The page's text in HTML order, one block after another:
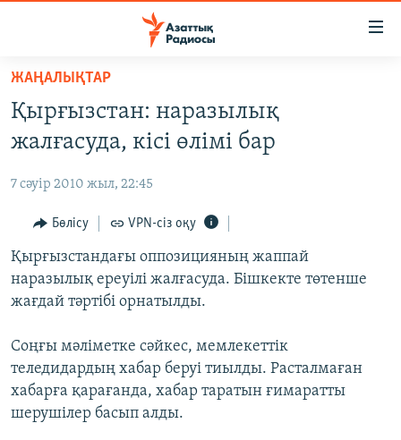
Skip
main
content
to
Navigation
Skip
to
Search
САЯСАТ
AZATTYQTV
ҚАҢТАР ОҚИҒАСЫ
АДАМ ҚҰҚЫҚТАРЫ
ӘЛЕУМЕТ
ӘЛЕМ
Русский
ЖАЗЫЛЫҢЫЗ
ЖАҢАЛЫҚТАР
Қырғызстан: наразылық
жалғасуда, кісі өлімі бар
7 сәуір 2010 жыл, 22:45
Бөлісу VPN-сіз оқу
Қырғызстандағы оппозицияның жаппай
наразылық ереуілі жалғасуда. Бішкекте төтенше
жағдай тәртібі орнатылды.
Соңғы мәліметке сәйкес, мемлекеттік
теледидардың хабар беруі тиылды. Расталмаған
хабарға қарағанда, хабар таратын ғимаратты
шерушілер басып алды.